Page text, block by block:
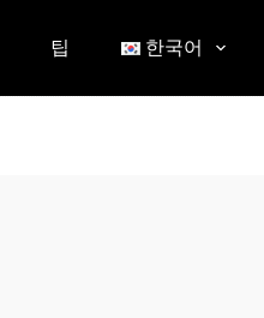
팁 한국어